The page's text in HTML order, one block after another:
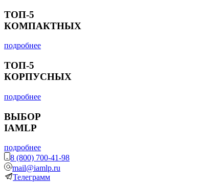
ТОП-5
КОМПАКТНЫХ
подробнее
ТОП-5
КОРПУСНЫХ
подробнее
ВЫБОР
IAMLP
подробнее
8 (800) 700-41-98
mail@iamlp.ru
Телеграмм